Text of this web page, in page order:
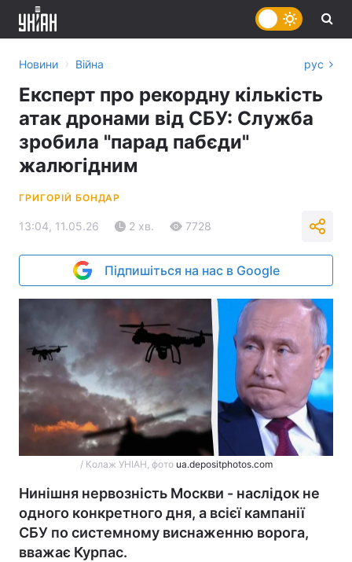
Новини › Війна рус
Експерт про рекордну кількість
атак дронами від СБУ: Служба
зробила "парад пабєди"
жалюгідним
ГРИГОРІЙ БОНДАР
13:04, 11.05.26 2 хв. 7728
Підпишіться на нас в Google
/ Колаж УНІАН, фото ua.depositphotos.com
Нинішня нервозність Москви - наслідок не
одного конкретного дня, а всієї кампанії
СБУ по системному виснаженню ворога,
вважає Курпас.